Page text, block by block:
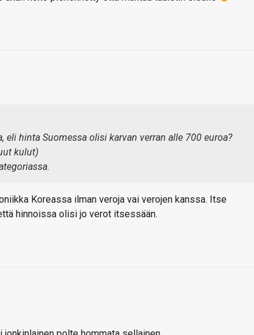
hinta Suomessa olisi karvan verran alle 700 euroa?
kulut)
Koreassa ilman veroja vai verojen kanssa. Itse
hinnoissa olisi jo verot itsessään.